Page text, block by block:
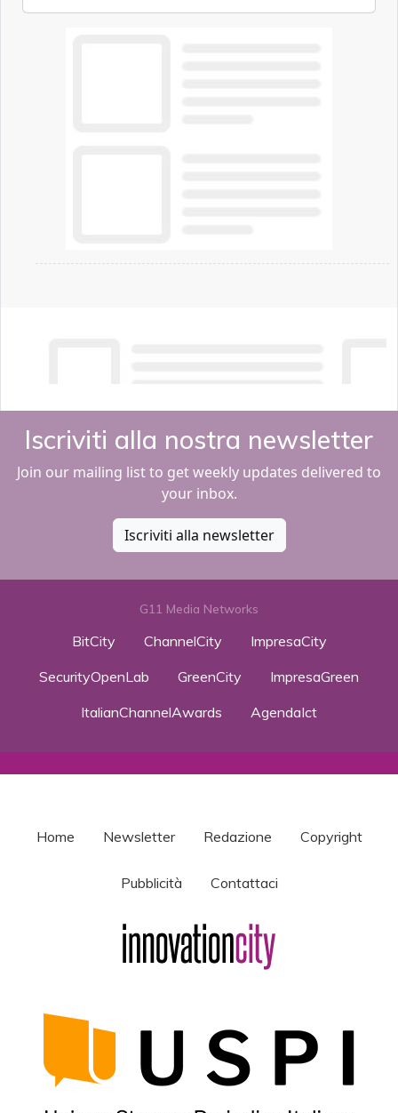
Iscriviti alla nostra newsletter
Join our mailing list to get weekly updates delivered to
your inbox.
Iscriviti alla newsletter
G11 Media Networks
BitCity ChannelCity
ImpresaCity
SecurityOpenLab
GreenCity
ImpresaGreen
ItalianChannelAwards
AgendaIct
Home Newsletter Redazione Copyright
Pubblicità Contattaci